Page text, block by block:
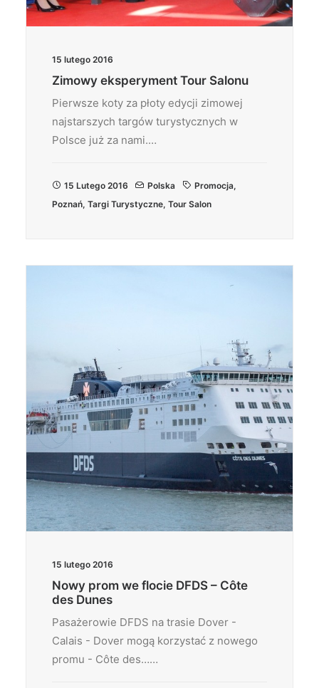
15 lutego 2016
Zimowy eksperyment Tour Salonu
Pierwsze koty za płoty edycji zimowej
najstarszych targów turystycznych w
Polsce już za nami.…
15 Lutego 2016 Polska Promocja,
Poznań, Targi Turystyczne, Tour Salon
15 lutego 2016
Nowy prom we flocie DFDS – Côte
des Dunes
Pasażerowie DFDS na trasie Dover -
Calais - Dover mogą korzystać z nowego
promu - Côte des……